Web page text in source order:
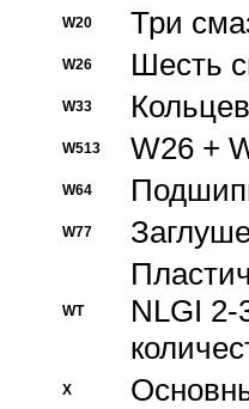
W20 Три
W26 Шесть
W33
W513 W26 +
W64
W77
WT
NLGI 2-
X